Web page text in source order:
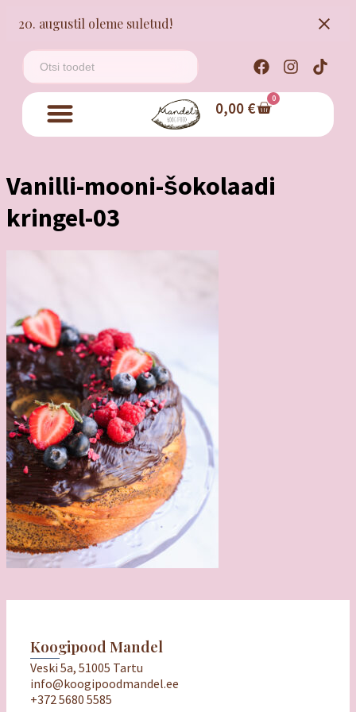
20. augustil oleme suletud!
0,00 € 0
Vanilli-mooni-šokolaadi
kringel-03
Koogipood Mandel
Veski 5a, 51005 Tartu
info@koogipoodmandel.ee
+372 5680 5585